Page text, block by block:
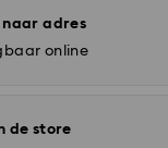
naar adres
online
de store